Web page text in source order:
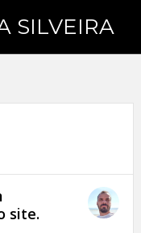
SILVEIRA
site.